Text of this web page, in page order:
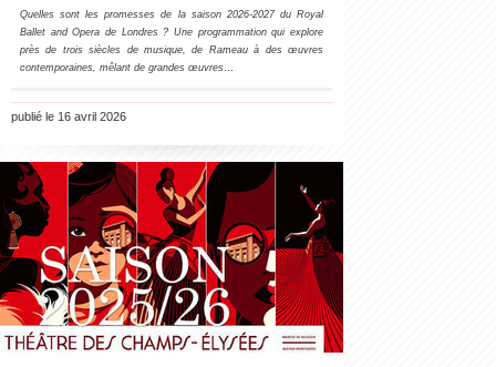
Quelles sont les promesses de la saison 2026-2027 du Royal
Ballet and Opera de Londres ? Une programmation qui explore
près de trois siècles de musique, de Rameau à des œuvres
contemporaines, mêlant de grandes œuvres …
publié le 16 avril 2026